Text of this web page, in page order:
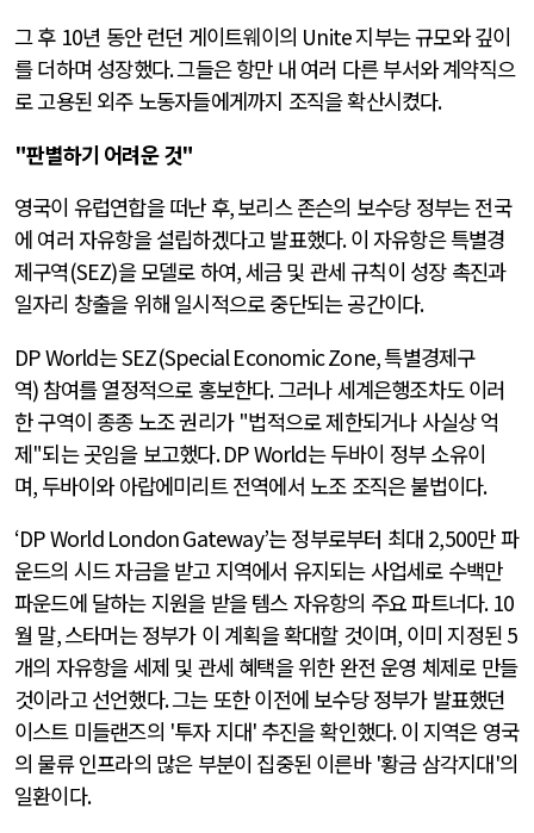
그 후 10년 동안 런던 게이트웨이의 Unite지부는 규모와 깊이
를 더하며 성장했다.그들은 항만 내 여러 다른 부서와 계약직으
로 고용된 외주 노동자들에게까지 조직을 확산시켰다.
"판별하기 어려운 것"
영국이 유럽연합을 떠난 후,보리스 존슨의 보수당 정부는 전국
에 여러 자유항을 설립하겠다고 발표했다.이 자유항은 특별경
제구역(SEZ)을 모델로 하여,세금 및 관세 규칙이 성장 촉진과
일자리 창출을 위해 일시적으로 중단되는 공간이다.
DP World는SEZ(Special Economic Zone,특별경제구
역) 참여를 열정적으로 홍보한다.그러나 세계은행조차도 이러
한 구역이 종종 노조 권리가 "법적으로 제한되거나 사실상 억
제"되는 곳임을 보고했다. DP World는 두바이 정부 소유이
며, 두바이와 아랍에미리트 전역에서 노조 조직은 불법이다.
‘DP World London Gateway’는 정부로부터 최대 2,500만 파
운드의 시드 자금을 받고 지역에서 유지되는 사업세로 수백만
파운드에 달하는 지원을 받을 템스 자유항의 주요 파트너다. 10
월 말,스타머는 정부가 이 계획을 확대할 것이며, 이미 지정된 5
개의 자유항을 세제 및 관세 혜택을 위한 완전 운영 체제로 만들
것이라고 선언했다.그는 또한 이전에 보수당 정부가 발표했던
이스트 미들랜즈의 '투자 지대' 추진을 확인했다.이 지역은 영국
의 물류 인프라의 많은 부분이 집중된 이른바 '황금 삼각지대'의
일환이다.